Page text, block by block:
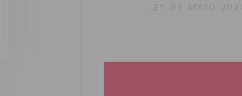
21 DE MAIO 2021